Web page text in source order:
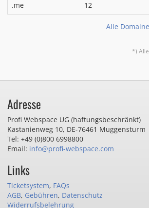
.me
12
Alle
*)
Adresse
Profi Webspace UG (haftungsbeschränkt)
Kastanienweg 10, DE-76461 Muggensturm
Tel: +49 (0)800 6998800
Email: info@profi-webspace.com
Links
Ticketsystem, FAQs
AGB, Gebühren, Datenschutz
Widerrufsbelehrung